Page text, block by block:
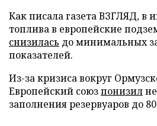
Как писала газета ВЗГЛЯД, в
топлива в европейские
снизилась до минимальных
показателей.
Из-за кризиса вокруг
Европейский союзпонизил
заполнения резервуаров до